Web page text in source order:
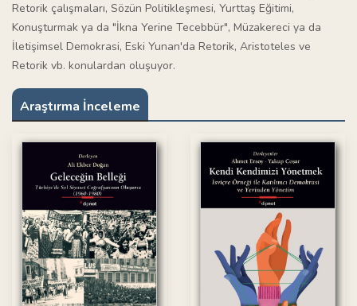
Retorik çalışmaları, Sözün Politikleşmesi, Yurttaş Eğitimi,
Konuşturmak ya da "İkna Yerine Tecebbür", Müzakereci ya da
İletişimsel Demokrasi, Eski Yunan'da Retorik, Aristoteles ve
Retorik vb. konulardan oluşuyor.
Araştırma İnceleme